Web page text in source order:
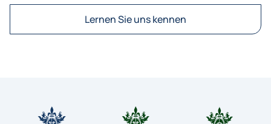
Lernen Sie uns kennen